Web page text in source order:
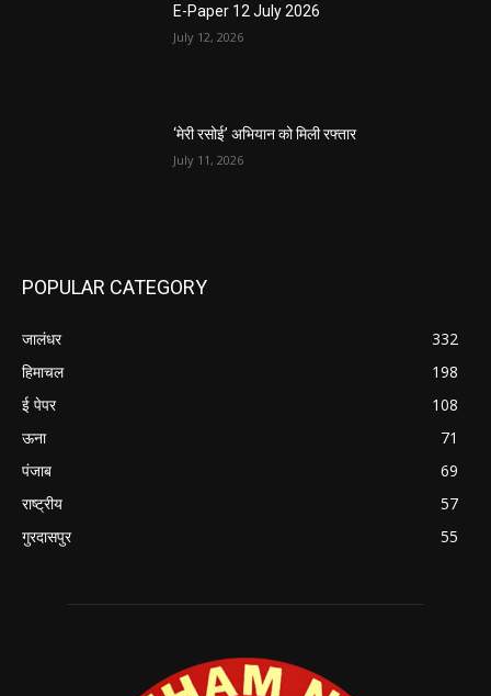
E-Paper 12 July 2026
July 12, 2026
‘मेरी रसोई’ अभियान को मिली रफ्तार
July 11, 2026
POPULAR CATEGORY
जालंधर
332
हिमाचल
198
ई पेपर
108
ऊना
71
पंजाब
69
राष्ट्रीय
57
गुरदासपुर
55